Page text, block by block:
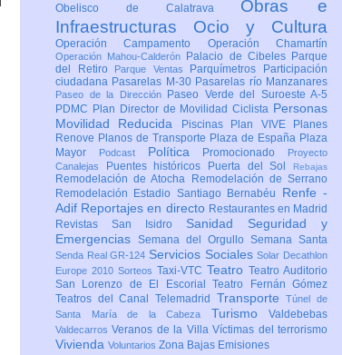
Obelisco de Calatrava Obras e
Infraestructuras Ocio y Cultura
Operación Campamento Operación Chamartín
Operación Mahou-Calderón Palacio de Cibeles Parque
del Retiro
Parque Ventas Parquímetros
Participación
ciudadana Pasarelas M-30 Pasarelas río Manzanares
Paseo de la Dirección
Paseo Verde del Suroeste A-5
PDMC Plan Director de Movilidad Ciclista Personas
Movilidad Reducida
Piscinas Plan VIVE
Planes
Renove Planos de Transporte Plaza de España Plaza
Mayor
Podcast Política Promocionado
Proyecto
Canalejas
Puentes históricos Puerta del Sol Rebajas
Remodelación de Atocha
Remodelación de Serrano
Remodelación Estadio Santiago Bernabéu Renfe -
Adif Reportajes en directo Restaurantes en Madrid
Revistas San Isidro Sanidad Seguridad y
Emergencias Semana del Orgullo Semana Santa
Senda Real GR-124 Servicios SocialesSolar Decathlon
Europe 2010 Sorteos Taxi-VTC Teatro Teatro Auditorio
San Lorenzo de El EscorialTeatro Fernán Gómez
Teatros del Canal Telemadrid TransporteTúnel de
Santa María de la Cabeza Turismo Valdebebas
ValdecarrosVeranos de la VillaVíctimas del terrorismo
Vivienda Voluntarios Zona Bajas Emisiones